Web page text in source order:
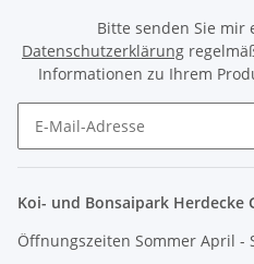
Bitte senden Sie mir
Datenschutzerklärung
Informationen zu Ihrem
Koi- und Bonsaipark Herdecke
Öffnungszeiten Sommer April -